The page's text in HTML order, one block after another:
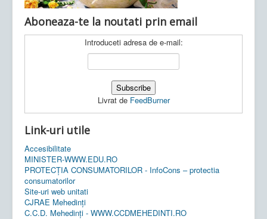
Aboneaza-te la noutati prin email
Introduceti adresa de e-mail:
Livrat de FeedBurner
Link-uri utile
Accesibilitate
MINISTER-WWW.EDU.RO
PROTECȚIA CONSUMATORILOR - InfoCons – protectia
consumatorilor
Site-uri web unitati
CJRAE Mehedinți
C.C.D. Mehedinţi - WWW.CCDMEHEDINTI.RO